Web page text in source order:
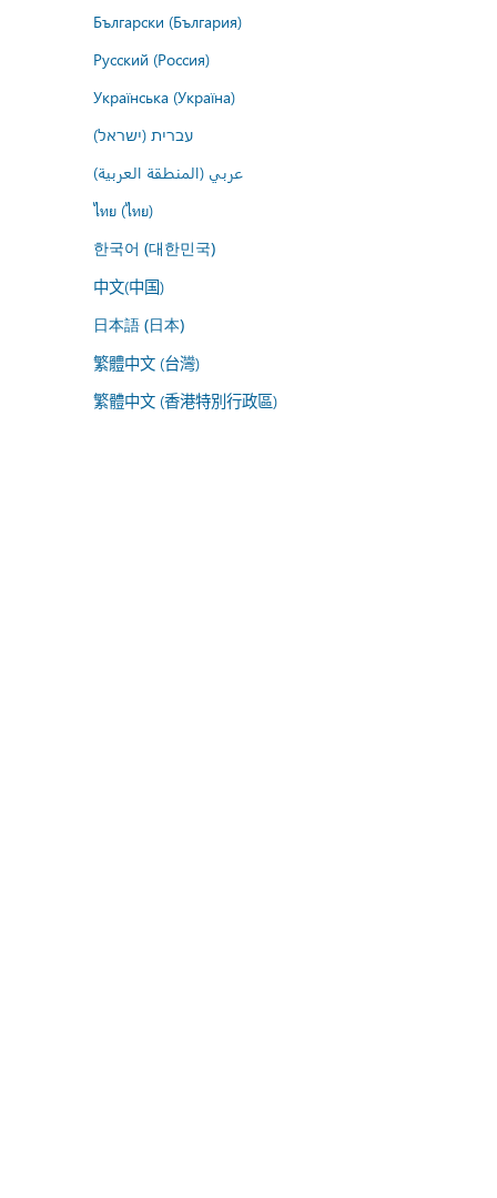
Български (България)
Русский (Россия)
Українська (Україна)
עברית (ישראל)
عربي (المنطقة العربية)
ไทย (ไทย)
한국어 (대한민국)
中文(中国)
日本語 (日本)
繁體中文 (台灣)
繁體中文 (香港特別行政區)